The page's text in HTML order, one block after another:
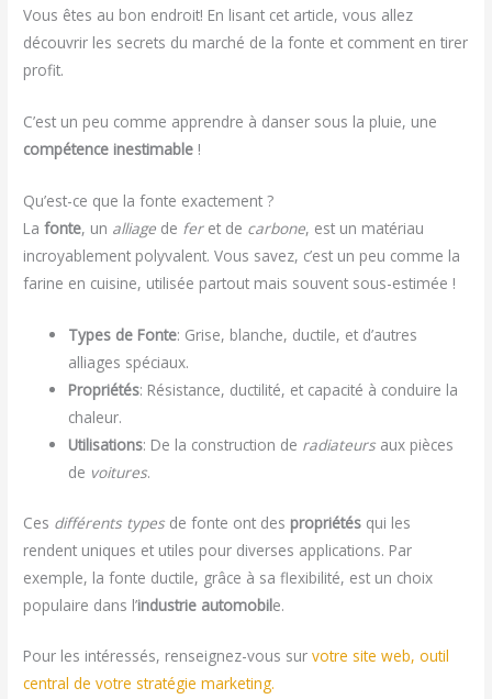
Vous êtes au bon endroit! En lisant cet article, vous allez
découvrir les secrets du marché de la fonte et comment en tirer
profit.
C’est un peu comme apprendre à danser sous la pluie, une
compétence inestimable !
Qu’est-ce que la fonte exactement ?
Lafonte, un alliage de feret de carbone, est un matériau
incroyablement polyvalent. Vous savez, c’est un peu comme la
farine en cuisine, utilisée partout mais souvent sous-estimée !
Types de Fonte: Grise, blanche, ductile, et d’autres
alliages spéciaux.
Propriétés: Résistance, ductilité, et capacité à conduire la
chaleur.
Utilisations: De la construction de radiateursaux pièces
de voitures.
Ces différents typesde fonte ont des propriétés qui les
rendent uniques et utiles pour diverses applications. Par
exemple, la fonte ductile, grâce à sa flexibilité, est un choix
populaire dans l’industrie automobile.
Pour les intéressés, renseignez-vous survotre site web, outil
central de votre stratégie marketing.